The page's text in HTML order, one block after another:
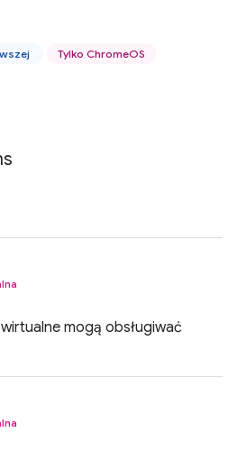
Tylko ChromeOS
mogą obsługiwać